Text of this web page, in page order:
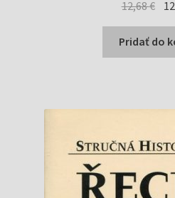
12,68€
Pridať do